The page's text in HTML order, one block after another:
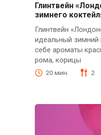
Глинтвейн
зимнего
Глинтвейн
идеальный зимний
себе ароматы
рома, корицы
20 мин. 2